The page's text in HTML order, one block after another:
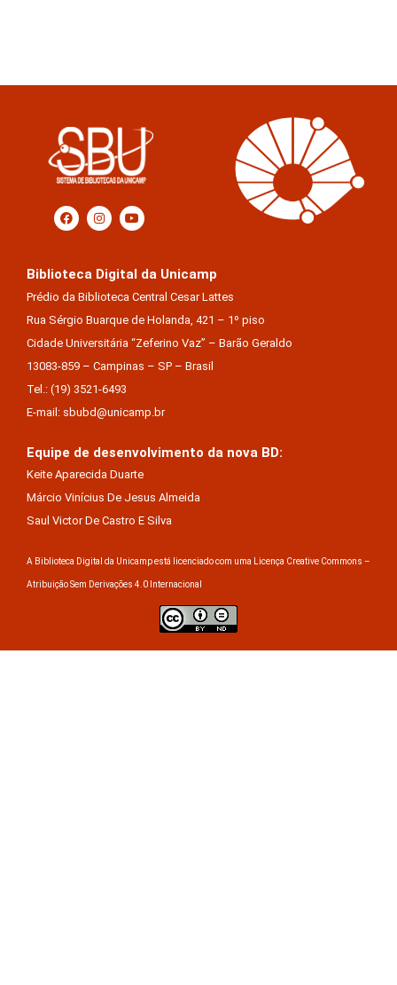
Biblioteca Digital da Unicamp
Prédio da Biblioteca Central Cesar Lattes
Rua Sérgio Buarque de Holanda, 421 – 1º piso
Cidade Universitária “Zeferino Vaz” – Barão Geraldo
13083-859 – Campinas – SP – Brasil
Tel.: (19) 3521-6493
E-mail: sbubd@unicamp.br
Equipe de desenvolvimento da nova BD:
Keite Aparecida Duarte
Márcio Vinícius De Jesus Almeida
Saul Victor De Castro E Silva
A Biblioteca Digital da Unicamp está licenciado com uma Licença Creative Commons –
Atribuição Sem Derivações 4.0 Internacional